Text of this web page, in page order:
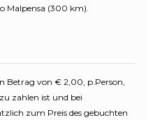
Malpensa (300 km).
Betrag von € 2,00, p.Person,
zahlen ist und bei
zum Preis des gebuchten